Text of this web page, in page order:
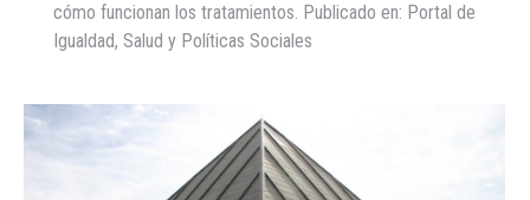
cómo funcionan los tratamientos. Publicado en: Portal de
Igualdad, Salud y Políticas Sociales